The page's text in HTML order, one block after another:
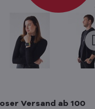
Versand ab 100